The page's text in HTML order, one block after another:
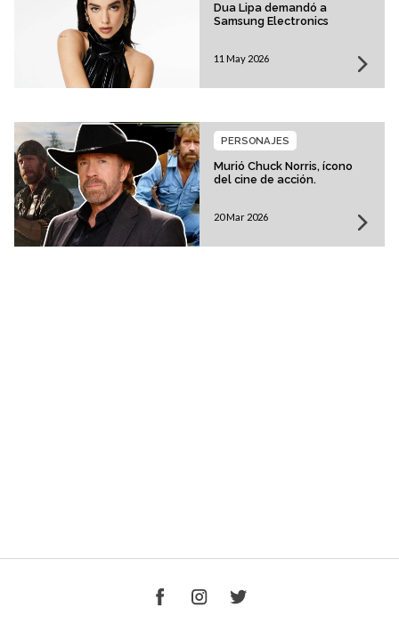
Dua Lipa demandó a
Samsung Electronics
11 May 2026
Murió Chuck Norris, ícono
del cine de acción.
PERSONAJES
20 Mar 2026